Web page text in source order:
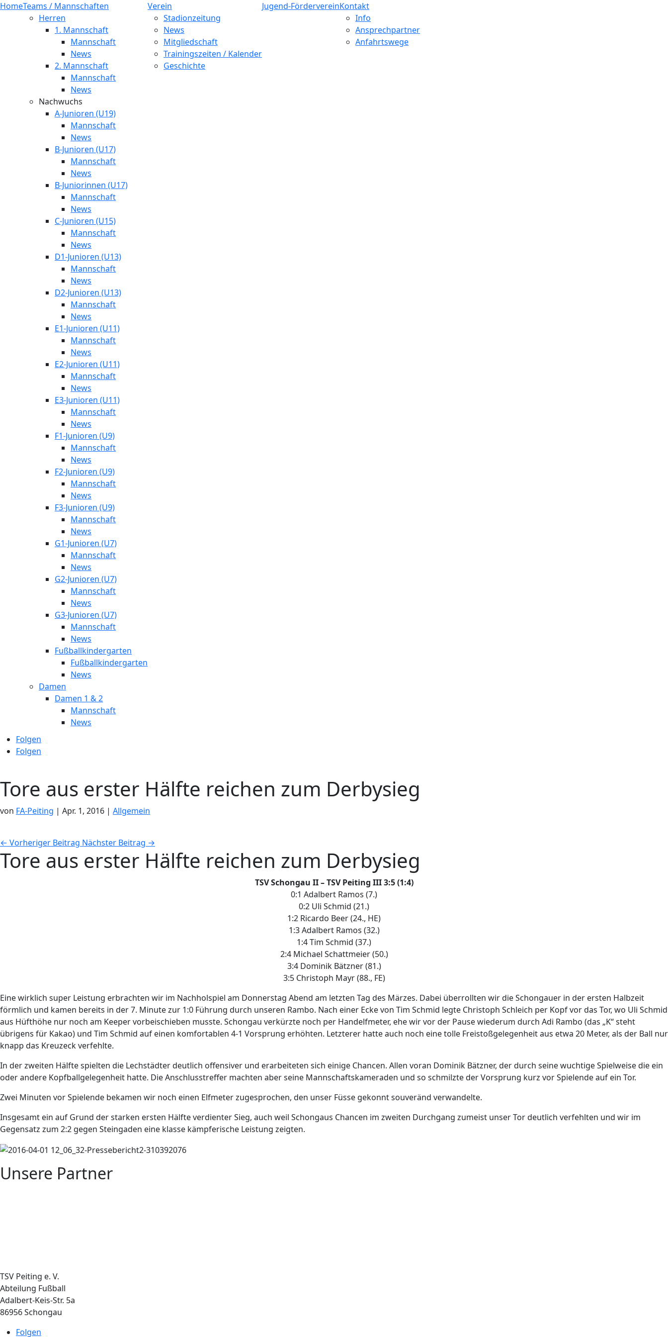
HomeTeams / Mannschaften
Herren
1. Mannschaft
Mannschaft
News
2. Mannschaft
Mannschaft
News
Nachwuchs
A-Junioren (U19)
Mannschaft
News
B-Junioren (U17)
Mannschaft
News
B-Juniorinnen (U17)
Mannschaft
News
C-Junioren (U15)
Mannschaft
News
D1-Junioren (U13)
Mannschaft
News
D2-Junioren (U13)
Mannschaft
News
E1-Junioren (U11)
Mannschaft
News
E2-Junioren (U11)
Mannschaft
News
E3-Junioren (U11)
Mannschaft
News
F1-Junioren (U9)
Mannschaft
News
F2-Junioren (U9)
Mannschaft
News
F3-Junioren (U9)
Mannschaft
News
G1-Junioren (U7)
Mannschaft
News
G2-Junioren (U7)
Mannschaft
News
G3-Junioren (U7)
Mannschaft
News
Fußballkindergarten
Fußballkindergarten
News
Damen
Damen 1 & 2
Mannschaft
News
Verein
Stadionzeitung
News
Mitgliedschaft
Trainingszeiten / Kalender
Geschichte
Jugend-FördervereinKontakt
Info
Ansprechpartner
Anfahrtswege
Folgen
Folgen
Tore aus erster Hälfte reichen zum Derbysieg
von FA-Peiting | Apr. 1, 2016 | Allgemein
← Vorheriger Beitrag Nächster Beitrag →
Tore aus erster Hälfte reichen zum Derbysieg
TSV Schongau II – TSV Peiting III 3:5 (1:4)
0:1 Adalbert Ramos (7.)
0:2 Uli Schmid (21.)
1:2 Ricardo Beer (24., HE)
1:3 Adalbert Ramos (32.)
1:4 Tim Schmid (37.)
2:4 Michael Schattmeier (50.)
3:4 Dominik Bätzner (81.)
3:5 Christoph Mayr (88., FE)
Eine wirklich super Leistung erbrachten wir im Nachholspiel am Donnerstag Abend am letzten Tag des Märzes. Dabei überrollten wir die Schongauer in der ersten Halbzeit
förmlich und kamen bereits in der 7. Minute zur 1:0 Führung durch unseren Rambo. Nach einer Ecke von Tim Schmid legte Christoph Schleich per Kopf vor das Tor, wo Uli Schmid
aus Hüfthöhe nur noch am Keeper vorbeischieben musste. Schongau verkürzte noch per Handelfmeter, ehe wir vor der Pause wiederum durch Adi Rambo (das „K“ steht
übrigens für Kakao) und Tim Schmid auf einen komfortablen 4-1 Vorsprung erhöhten. Letzterer hatte auch noch eine tolle Freistoßgelegenheit aus etwa 20 Meter, als der Ball nur
knapp das Kreuzeck verfehlte.
In der zweiten Hälfte spielten die Lechstädter deutlich offensiver und erarbeiteten sich einige Chancen. Allen voran Dominik Bätzner, der durch seine wuchtige Spielweise die ein
oder andere Kopfballgelegenheit hatte. Die Anschlusstreffer machten aber seine Mannschaftskameraden und so schmilzte der Vorsprung kurz vor Spielende auf ein Tor.
Zwei Minuten vor Spielende bekamen wir noch einen Elfmeter zugesprochen, den unser Füsse gekonnt souveränd verwandelte.
Insgesamt ein auf Grund der starken ersten Hälfte verdienter Sieg, auch weil Schongaus Chancen im zweiten Durchgang zumeist unser Tor deutlich verfehlten und wir im
Gegensatz zum 2:2 gegen Steingaden eine klasse kämpferische Leistung zeigten.
Unsere Partner
TSV Peiting e. V.
Abteilung Fußball
Adalbert-Keis-Str. 5a
86956 Schongau
Folgen